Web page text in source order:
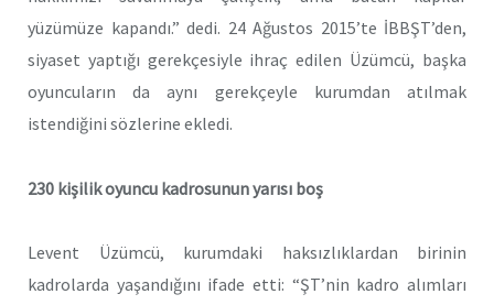
yüzümüze kapandı.” dedi. 24 Ağustos 2015’te İBBŞT’den,
siyaset yaptığı gerekçesiyle ihraç edilen Üzümcü, başka
oyuncuların da aynı gerekçeyle kurumdan atılmak
istendiğini sözlerine ekledi.
230 kişilik oyuncu kadrosunun yarısı boş
Levent Üzümcü, kurumdaki haksızlıklardan birinin
kadrolarda yaşandığını ifade etti: “ŞT’nin kadro alımları